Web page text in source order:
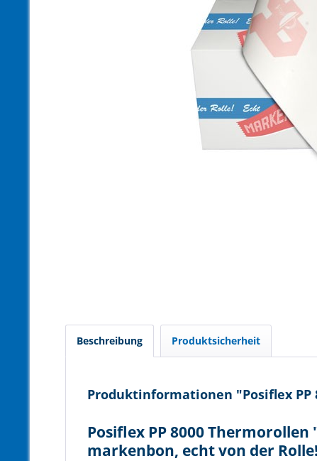
Beschreibung Produktsicherheit
Produktinformationen "Posiflex PP
Posiflex PP 8000
markenbon, echt von der Rolle!